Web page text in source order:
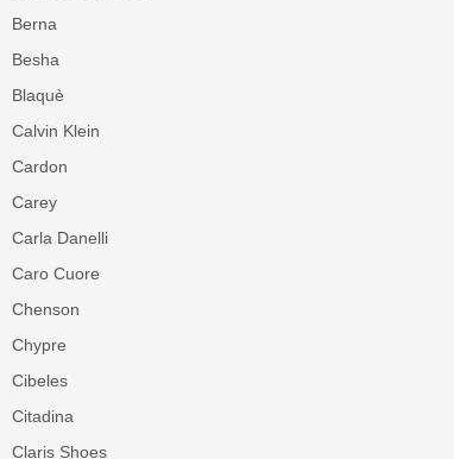
Berna
Besha
Blaquè
Calvin Klein
Cardon
Carey
Carla Danelli
Caro Cuore
Chenson
Chypre
Cibeles
Citadina
Claris Shoes